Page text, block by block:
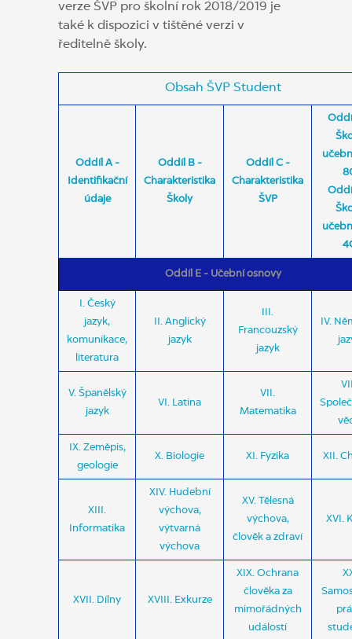
verze ŠVP pro školní rok 2018/2019 je
také k dispozici v tištěné verzi v
ředitelně školy.
Obsah ŠVP Student
Oddíl A -
Identifikační
údaje
Oddíl B -
Charakteristika
Školy
Oddíl C -
Charakteristika
ŠVP
Oddíl E - Učební osnovy
I. Český
jazyk,
komunikace,
literatura
II. Anglický
jazyk
III.
Francouzský
jazyk
IV.
V. Španělský
jazyk
VI. Latina
VII.
Matematika
IX. Zeměpis,
geologie
X. Biologie XI. Fyzika XII.
XIII.
Informatika
XIV. Hudební
výchova,
výtvarná
výchova
XV. Tělesná
výchova,
člověk a zdraví
XVI.
XVII. Dílny XVIII. Exkurze
XIX. Ochrana
člověka za
mimořádných
událostí